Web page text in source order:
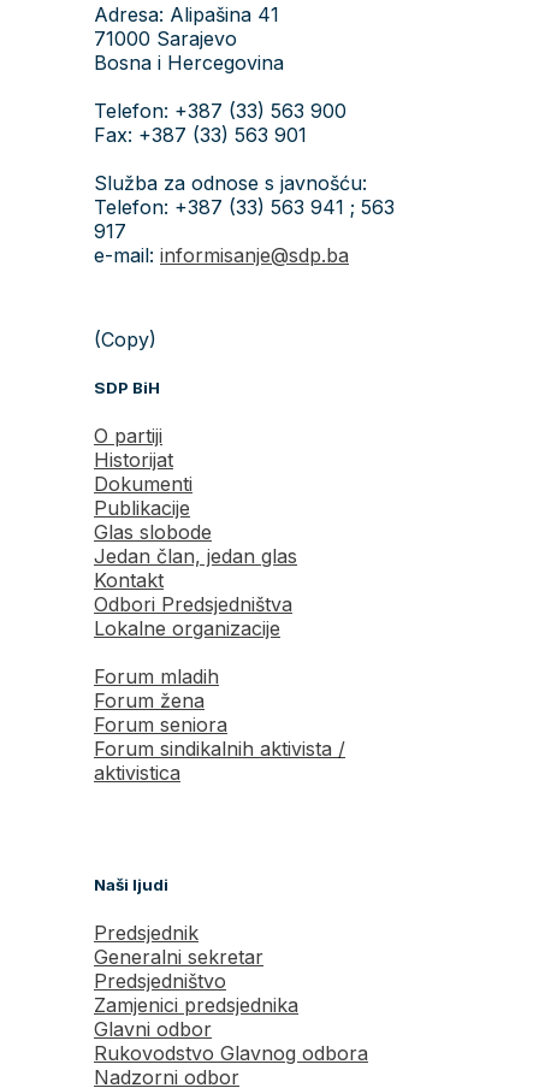
Adresa: Alipašina 41
71000 Sarajevo
Bosna i Hercegovina
Telefon: +387 (33) 563 900
Fax: +387 (33) 563 901
Služba za odnose s javnošću:
Telefon: +387 (33) 563 941 ; 563
917
e-mail: informisanje@sdp.ba
(Copy)
SDP BiH
O partiji
Historijat
Dokumenti
Publikacije
Glas slobode
Jedan član, jedan glas
Kontakt
Odbori Predsjedništva
Lokalne organizacije
Forum mladih
Forum žena
Forum seniora
Forum sindikalnih aktivista /
aktivistica
Naši ljudi
Predsjednik
Generalni sekretar
Predsjedništvo
Zamjenici predsjednika
Glavni odbor
Rukovodstvo Glavnog odbora
Nadzorni odbor